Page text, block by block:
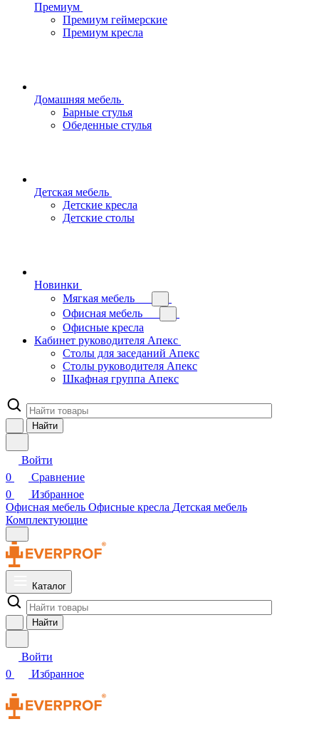
Премиум
Премиум геймерские
Премиум кресла
Домашняя мебель
Барные стулья
Обеденные стулья
Детская мебель
Детские кресла
Детские столы
Новинки
Мягкая мебель
Офисная мебель
Офисные кресла
Кабинет руководителя Апекс
Столы для заседаний Апекс
Столы руководителя Апекс
Шкафная группа Апекс
Найти
Войти
0
Сравнение
0
Избранное
Офисная мебель Офисные кресла Детская мебель
Комплектующие
Каталог
Найти
Войти
0
Избранное